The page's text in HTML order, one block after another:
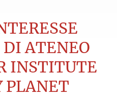
DI ATENEO
INSTITUTE
PLANET